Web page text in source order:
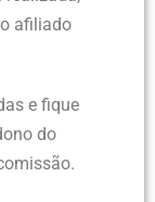
afiliado
e fique
do